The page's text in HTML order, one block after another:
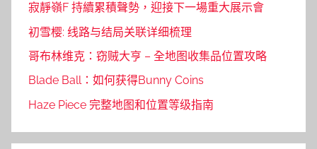
寂靜嶺F 持續累積聲勢，迎接下一場重大展示會
初雪樱: 线路与结局关联详细梳理
哥布林维克：窃贼大亨 – 全地图收集品位置攻略
Blade Ball：如何获得Bunny Coins
Haze Piece 完整地图和位置等级指南